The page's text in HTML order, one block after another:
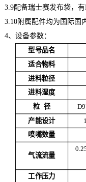
3.9配备瑞士赛发布袋，有
3.10附属配件均为国际国
4、设备参数：
型号品名
适合物料
进料粒径
进料湿度
粒 径
产能设计
喷嘴数量
气流流量
工作压力